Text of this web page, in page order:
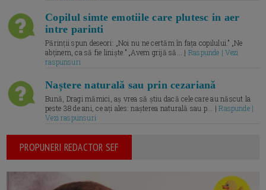
Copilul simte emotiile care plutesc in aer
intre parinti
Părinții spun deseori: „Noi nu ne certăm în fața copilului.” „Ne
abținem, ca să fie liniște.” „Avem grijă să... | Raspunde | Vezi
raspunsuri
Naștere naturală sau prin cezariană
Bună, Dragi mămici, aș vrea să știu dacă cele care au născut la
peste 38 de ani, ce ați ales: nașterea naturală sau p... |Raspunde |
Vezi raspunsuri
PROPUNERI REDACTOR SEF